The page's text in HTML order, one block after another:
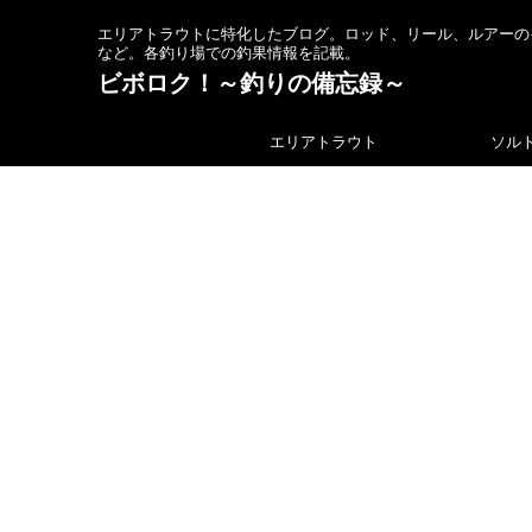
エリアトラウトに特化したブログ。ロッド、リール、ルアー
など。各釣り場での釣果情報を記載。
ビボロク！～釣りの備忘録～
エリアトラウト ソルト